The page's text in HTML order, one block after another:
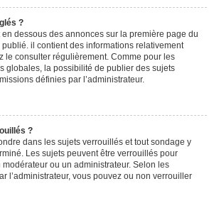
?
dessous des annonces sur la première page du
il contient des informations relativement
le consulter régulièrement. Comme pour les
globales, la possibilité de publier des sujets
définies par l’administrateur.
?
dans les sujets verrouillés et tout sondage y
Les sujets peuvent être verrouillés pour
ou un administrateur. Selon les
l’administrateur, vous pouvez ou non verrouiller